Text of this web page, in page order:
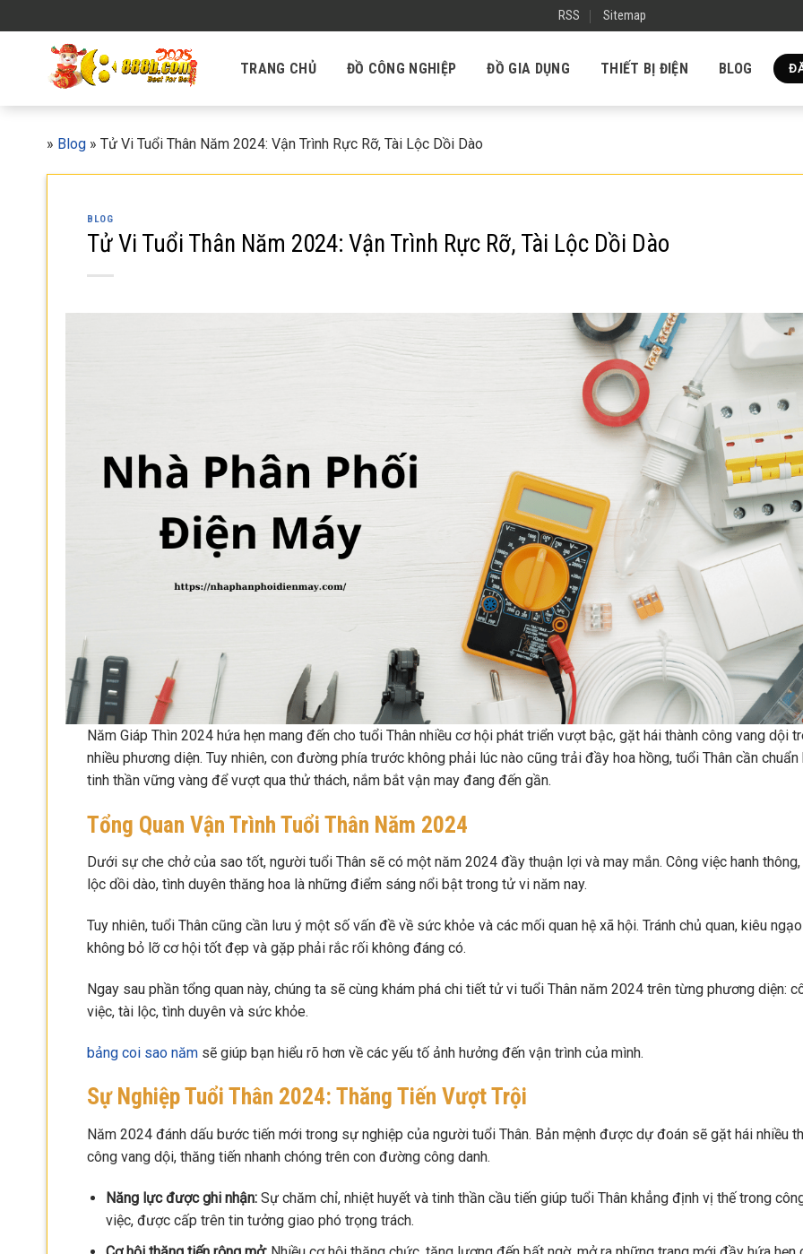
to
RSS Sitemap
TRANG CHỦ ĐỒ CÔNG NGHIỆP ĐỒ GIA DỤNG THIẾT BỊ ĐIỆN BLOG
» Blog » Tử Vi Tuổi Thân Năm 2024: Vận Trình Rực Rỡ, Tài Lộc Dồi Dào
BLOG
Tử Vi Tuổi Thân Năm 2024: Vận Trình Rực Rỡ, Tài Lộc Dồi Dào
Năm Giáp Thìn 2024 hứa hẹn mang đến cho tuổi Thân nhiều cơ hội phát triển vượt bậc, gặt hái thành công vang dội
nhiều phương diện. Tuy nhiên, con đường phía trước không phải lúc nào cũng trải đầy hoa hồng, tuổi Thân cần chuẩn
tinh thần vững vàng để vượt qua thử thách, nắm bắt vận may đang đến gần.
Tổng Quan Vận Trình Tuổi Thân Năm 2024
Dưới sự che chở của sao tốt, người tuổi Thân sẽ có một năm 2024 đầy thuận lợi và may mắn. Công việc hanh
lộc dồi dào, tình duyên thăng hoa là những điểm sáng nổi bật trong tử vi năm nay.
Tuy nhiên, tuổi Thân cũng cần lưu ý một số vấn đề về sức khỏe và các mối quan hệ xã hội. Tránh chủ quan, kiêu
không bỏ lỡ cơ hội tốt đẹp và gặp phải rắc rối không đáng có.
Ngay sau phần tổng quan này, chúng ta sẽ cùng khám phá chi tiết tử vi tuổi Thân năm 2024 trên từng phương diện:
việc, tài lộc, tình duyên và sức khỏe.
bảng coi sao năm sẽ giúp bạn hiểu rõ hơn về các yếu tố ảnh hưởng đến vận trình của mình.
Sự Nghiệp Tuổi Thân 2024: Thăng Tiến Vượt Trội
Năm 2024 đánh dấu bước tiến mới trong sự nghiệp của người tuổi Thân. Bản mệnh được dự đoán sẽ gặt hái nhiều
công vang dội, thăng tiến nhanh chóng trên con đường công danh.
Năng lực được ghi nhận:Sự chăm chỉ, nhiệt huyết và tinh thần cầu tiến giúp tuổi Thân khẳng định vị thế trong
việc, được cấp trên tin tưởng giao phó trọng trách.